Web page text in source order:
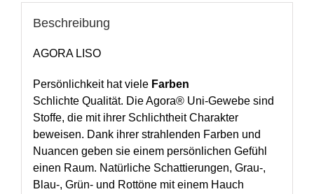
Beschreibung
AGORA LISO
Persönlichkeit hat viele Farben
Schlichte Qualität. Die Agora® Uni-Gewebe sind
Stoffe, die mit ihrer Schlichtheit Charakter
beweisen. Dank ihrer strahlenden Farben und
Nuancen geben sie einem persönlichen Gefühl
einen Raum. Natürliche Schattierungen, Grau-,
Blau-, Grün- und Rottöne mit einem Hauch